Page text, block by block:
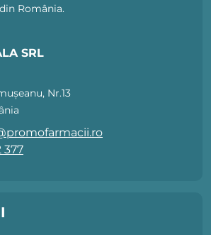
România.
SRL
Nr.13
377